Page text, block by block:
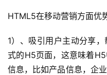
首
页
HTML5在移动营销方面优
1）、吸引用户主动分享
式的H5页面，这意味着
信息，比如产品信息，企